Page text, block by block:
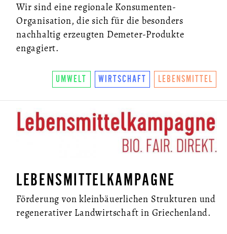
Wir sind eine regionale Konsumenten-
Organisation, die sich für die besonders
nachhaltig erzeugten Demeter-Produkte
engagiert.
UMWELT WIRTSCHAFT LEBENSMITTEL
LEBENSMITTELKAMPAGNE
Förderung von kleinbäuerlichen Strukturen und
regenerativer Landwirtschaft in Griechenland.